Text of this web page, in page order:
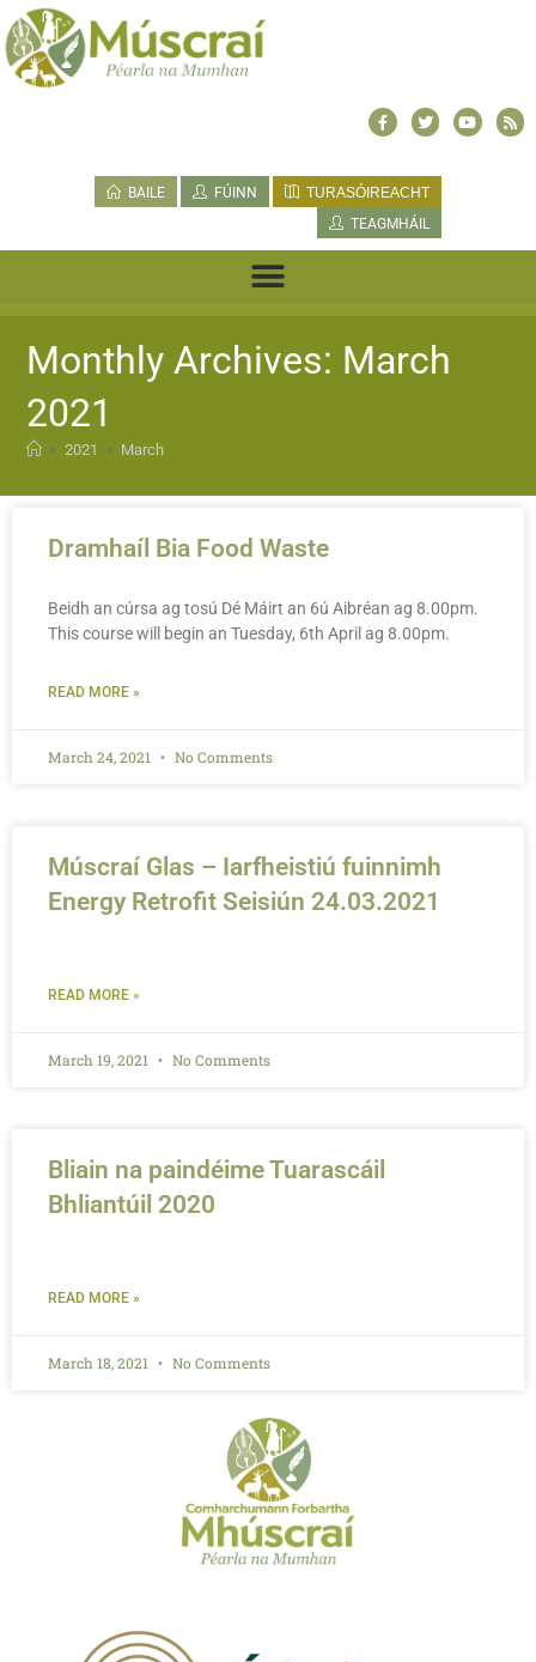
BAILE FÚINN
TURASÓIREACHT
TEAGMHÁIL
Monthly Archives: March
2021
> 2021 > March
Dramhaíl Bia Food Waste
Beidh an cúrsa ag tosú Dé Máirt an 6ú Aibréan ag 8.00pm.
This course will begin an Tuesday, 6th April ag 8.00pm.
READ MORE »
March 24, 2021 No Comments
Múscraí Glas – Iarfheistiú fuinnimh
Energy Retrofit Seisiún 24.03.2021
READ MORE »
March 19, 2021 No Comments
Bliain na paindéime Tuarascáil
Bhliantúil 2020
READ MORE »
March 18, 2021 No Comments